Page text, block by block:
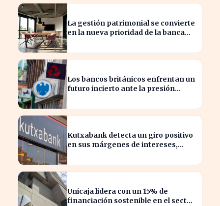
La gestión patrimonial se convierte
en la nueva prioridad de la banca
Los bancos británicos enfrentan un
futuro incierto ante la presión
Kutxabank detecta un giro positivo
en sus márgenes de intereses,
Unicaja lidera con un 15% de
financiación sostenible en el sector